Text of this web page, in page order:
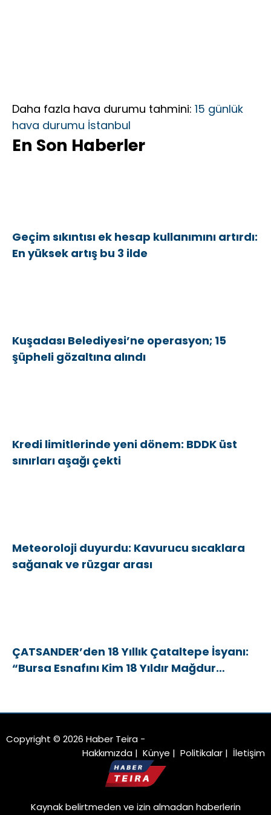
Daha fazla hava durumu tahmini: 15 günlük
hava durumu İstanbul
En Son Haberler
Geçim sıkıntısı ek hesap kullanımını artırdı:
En yüksek artış bu 3 ilde
Kuşadası Belediyesi’ne operasyon; 15
şüpheli gözaltına alındı
Kredi limitlerinde yeni dönem: BDDK üst
sınırları aşağı çekti
Meteoroloji duyurdu: Kavurucu sıcaklara
sağanak ve rüzgar arası
ÇATSANDER’den 18 Yıllık Çataltepe İsyanı:
“Bursa Esnafını Kim 18 Yıldır Mağdur
Copyright © 2026 Haber Teira -
Hakkımızda | Künye | Politikalar | İletişim
Kaynak belirtmeden ve izin almadan haberlerin